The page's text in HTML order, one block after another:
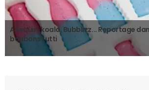
Arlequin, koala, Bubblizz... Reportage
bonbons Lutti